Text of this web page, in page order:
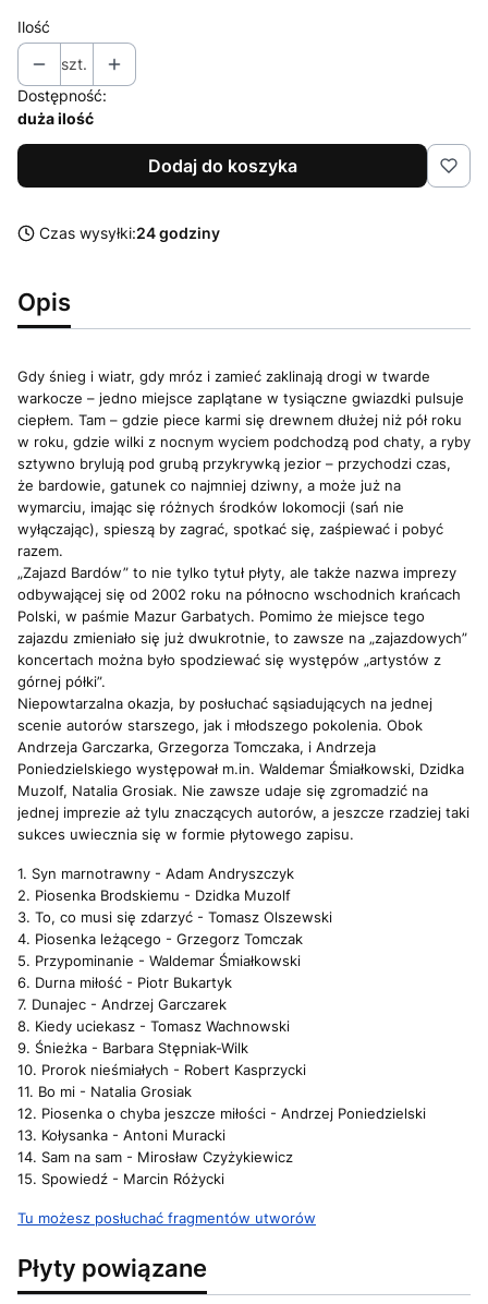
Ilość
szt.
Dostępność:
duża ilość
Dodaj do koszyka
Czas wysyłki:24 godziny
Opis
Gdy śnieg i wiatr, gdy mróz i zamieć zaklinają drogi w twarde
warkocze – jedno miejsce zaplątane w tysiączne gwiazdki pulsuje
ciepłem. Tam – gdzie piece karmi się drewnem dłużej niż pół roku
w roku, gdzie wilki z nocnym wyciem podchodzą pod chaty, a ryby
sztywno brylują pod grubą przykrywką jezior – przychodzi czas,
że bardowie, gatunek co najmniej dziwny, a może już na
wymarciu, imając się różnych środków lokomocji (sań nie
wyłączając), spieszą by zagrać, spotkać się, zaśpiewać i pobyć
razem.
„Zajazd Bardów” to nie tylko tytuł płyty, ale także nazwa imprezy
odbywającej się od 2002 roku na północno wschodnich krańcach
Polski, w paśmie Mazur Garbatych. Pomimo że miejsce tego
zajazdu zmieniało się już dwukrotnie, to zawsze na „zajazdowych”
koncertach można było spodziewać się występów „artystów z
górnej półki”.
Niepowtarzalna okazja, by posłuchać sąsiadujących na jednej
scenie autorów starszego, jak i młodszego pokolenia. Obok
Andrzeja Garczarka, Grzegorza Tomczaka, i Andrzeja
Poniedzielskiego występował m.in. Waldemar Śmiałkowski, Dzidka
Muzolf, Natalia Grosiak. Nie zawsze udaje się zgromadzić na
jednej imprezie aż tylu znaczących autorów, a jeszcze rzadziej taki
sukces uwiecznia się w formie płytowego zapisu.
1. Syn marnotrawny - Adam Andryszczyk
2. Piosenka Brodskiemu - Dzidka Muzolf
3. To, co musi się zdarzyć - Tomasz Olszewski
4. Piosenka leżącego - Grzegorz Tomczak
5. Przypominanie - Waldemar Śmiałkowski
6. Durna miłość - Piotr Bukartyk
7. Dunajec - Andrzej Garczarek
8. Kiedy uciekasz - Tomasz Wachnowski
9. Śnieżka - Barbara Stępniak-Wilk
10. Prorok nieśmiałych - Robert Kasprzycki
11. Bo mi - Natalia Grosiak
12. Piosenka o chyba jeszcze miłości - Andrzej Poniedzielski
13. Kołysanka - Antoni Muracki
14. Sam na sam - Mirosław Czyżykiewicz
15. Spowiedź - Marcin Różycki
Tu możesz posłuchać fragmentów utworów
Płyty powiązane